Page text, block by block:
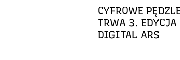
CYFROWE
TRWA 3. EDYCJA
DIGITAL ARS